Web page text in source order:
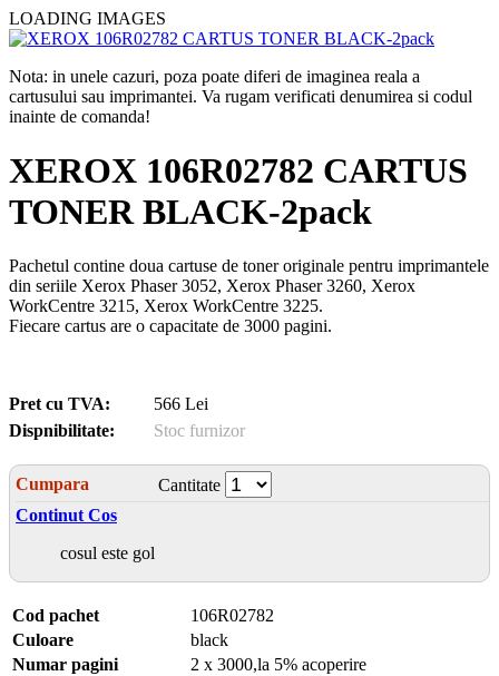
LOADING IMAGES
Nota: in unele cazuri, poza poate diferi de imaginea reala a
cartusului sau imprimantei. Va rugam verificati denumirea si codul
inainte de comanda!
XEROX 106R02782 CARTUS
TONER BLACK-2pack
Pachetul contine doua cartuse de toner originale pentru imprimantele
din seriile Xerox Phaser 3052, Xerox Phaser 3260, Xerox
WorkCentre 3215, Xerox WorkCentre 3225.
Fiecare cartus are o capacitate de 3000 pagini.
Pret cu TVA:
566 Lei
Dispnibilitate:
Stoc furnizor
Cumpara
Cantitate
Continut Cos
cosul este gol
Cod pachet
106R02782
Culoare
black
Numar pagini
2 x 3000,la 5% acoperire